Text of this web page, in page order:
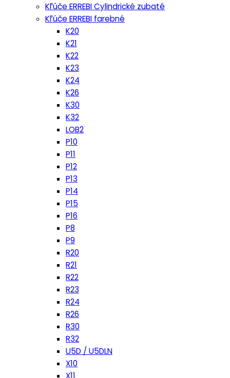
Kľúče ERREBI Cylindrické zubaté
Kľúče ERREBI farebné
K20
K21
K22
K23
K24
K26
K30
K32
LOB2
P10
P11
P12
P13
P14
P15
P16
P8
P9
R20
R21
R22
R23
R24
R26
R30
R32
U5D / U5DLN
X10